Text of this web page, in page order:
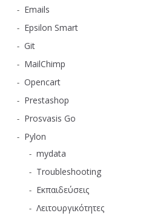
Emails
Epsilon Smart
Git
MailChimp
Opencart
Prestashop
Prosvasis Go
Pylon
mydata
Troubleshooting
Εκπαιδεύσεις
Λειτουργικότητες